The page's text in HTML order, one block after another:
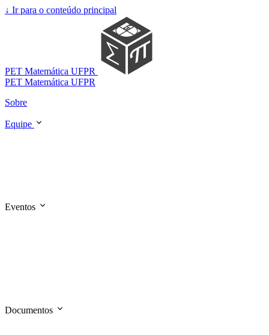
↓ Ir para o conteúdo principal
PET Matemática UFPR
PET Matemática UFPR
Sobre
Equipe
Eventos
Documentos